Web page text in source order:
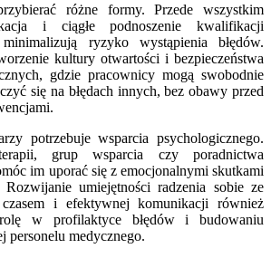
różne formy. Przede wszystkim
i ciągłe podnoszenie kwalifikacji
ryzyko wystąpienia błędów.
kultury otwartości i bezpieczeństwa
gdzie pracownicy mogą swobodnie
się na błędach innych, bez obawy przed
potrzebuje wsparcia psychologicznego.
grup wsparcia czy poradnictwa
im uporać się z emocjonalnymi skutkami
Rozwijanie umiejętności radzenia sobie ze
czasem i efektywnej komunikacji również
w profilaktyce błędów i budowaniu
personelu medycznego.